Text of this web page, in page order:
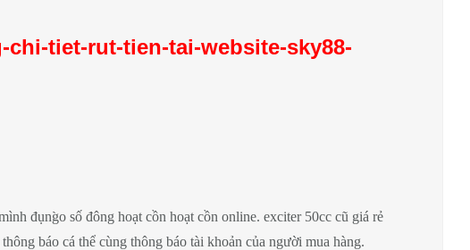
tiet-rut-tien-tai-website-sky88-
đụng̀o số đông hoạt cồn hoạt cồn online. exciter 50cc cũ giá rẻ
báo cá thể cùng thông báo tài khoản của người mua hàng.